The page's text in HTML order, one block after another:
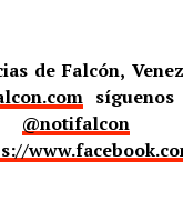
de Falcón,
@notifalcon